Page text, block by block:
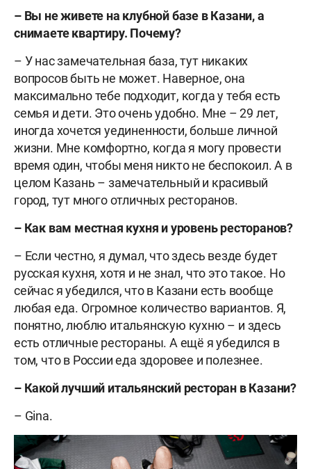
– Вы не живете на клубной базе в Казани, а
снимаете квартиру. Почему?
– У нас замечательная база, тут никаких
вопросов быть не может. Наверное, она
максимально тебе подходит, когда у тебя есть
семья и дети. Это очень удобно. Мне – 29 лет,
иногда хочется уединенности, больше личной
жизни. Мне комфортно, когда я могу провести
время один, чтобы меня никто не беспокоил. А в
целом Казань – замечательный и красивый
город, тут много отличных ресторанов.
– Как вам местная кухня и уровень ресторанов?
– Если честно, я думал, что здесь везде будет
русская кухня, хотя и не знал, что это такое. Но
сейчас я убедился, что в Казани есть вообще
любая еда. Огромное количество вариантов. Я,
понятно, люблю итальянскую кухню – и здесь
есть отличные рестораны. А ещё я убедился в
том, что в России еда здоровее и полезнее.
– Какой лучший итальянский ресторан в Казани?
– Gina.